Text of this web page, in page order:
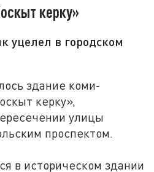
керку»
уцелел в городском
здание коми-
керку»,
улицы
проспектом.
в историческом здании